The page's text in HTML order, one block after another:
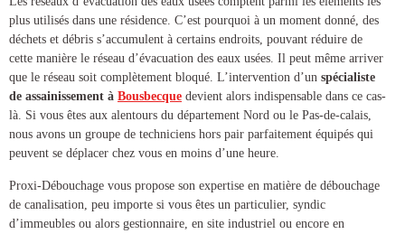
plus utilisés dans une résidence. C’est pourquoi à un moment donné, des
déchets et débris s’accumulent à certains endroits, pouvant réduire de
cette manière le réseau d’évacuation des eaux usées. Il peut même arriver
que le réseau soit complètement bloqué. L’intervention d’un spécialiste
de assainissement à Bousbecque devient alors indispensable dans ce cas-
là. Si vous êtes aux alentours du département Nord ou le Pas-de-calais,
nous avons un groupe de techniciens hors pair parfaitement équipés qui
peuvent se déplacer chez vous en moins d’une heure.
Proxi-Débouchage vous propose son expertise en matière de débouchage
de canalisation , peu importe si vous êtes un particulier, syndic
d’immeubles ou alors gestionnaire, en site industriel ou encore en